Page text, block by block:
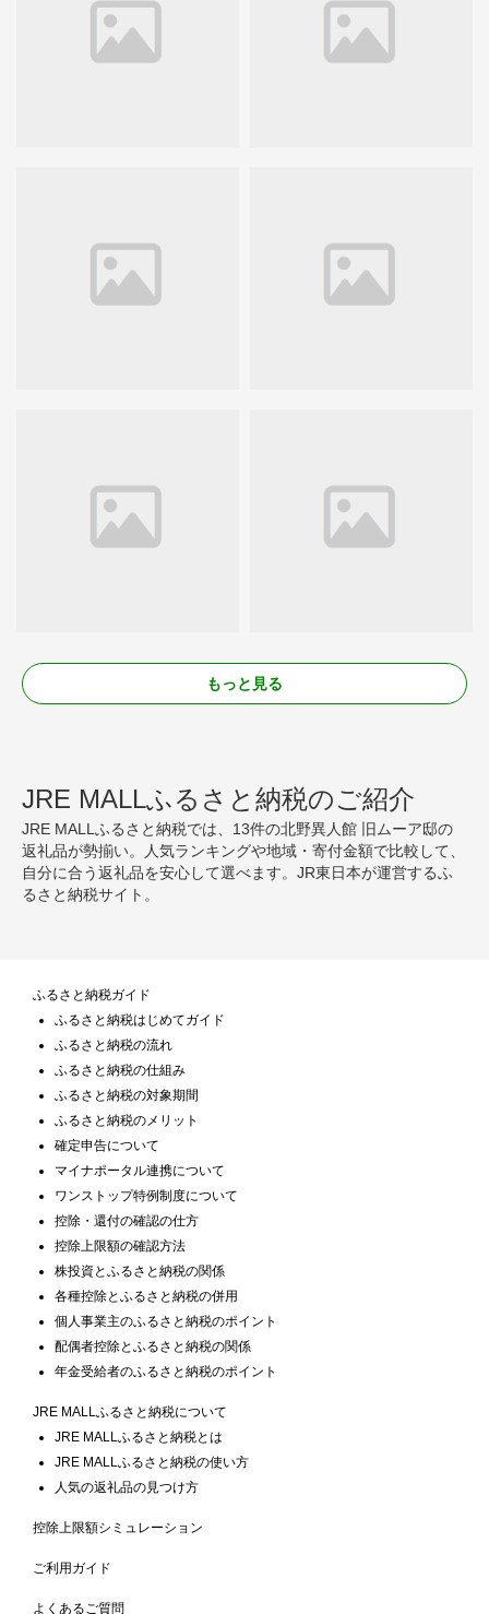
もっと見る
JRE MALLふるさと納税のご紹介
JRE MALLふるさと納税では、13件の北野異人館 旧ムーア邸の
返礼品が勢揃い。人気ランキングや地域・寄付金額で比較して、
自分に合う返礼品を安心して選べます。JR東日本が運営するふ
るさと納税サイト。
ふるさと納税ガイド
ふるさと納税はじめてガイド
ふるさと納税の流れ
ふるさと納税の仕組み
ふるさと納税の対象期間
ふるさと納税のメリット
確定申告について
マイナポータル連携について
ワンストップ特例制度について
控除・還付の確認の仕方
控除上限額の確認方法
株投資とふるさと納税の関係
各種控除とふるさと納税の併用
個人事業主のふるさと納税のポイント
配偶者控除とふるさと納税の関係
年金受給者のふるさと納税のポイント
JRE MALLふるさと納税について
JRE MALLふるさと納税とは
JRE MALLふるさと納税の使い方
人気の返礼品の見つけ方
控除上限額シミュレーション
ご利用ガイド
よくあるご質問